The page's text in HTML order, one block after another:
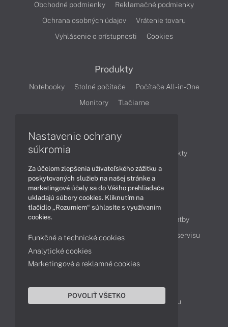
Obchodné podmienky
Reklamačné podmienky
Ochrana osobných údajov
Vrátenie tovaru
Vyhlásenie o prístupnosti
Cookies
Produkty
Notebooky Stolné počítače
Počítače All-in-One
Monitory
Tlačiarne
Články
Obchodné informácie
Produkty
Technológie
Videá
Obsah
Ako nakupovať
Možnosti doručenia a platby
Podpora a servis
Servisné služby Cenník servisu
Kontakty
043 4224 771
Obchodné oddelenie
Reklamácia tovaru
Nastavenie ochrany
súkromia
Za účelom zlepšenia užívateľského zážitku a
poskytovaných služieb na našej stránke a
marketingové účely sa do Vášho prehliadača
ukladajú súbory cookies. Kliknutím na
tlačidlo „Rozumiem“ súhlasíte s využívaním
cookies.
Funkčné a technické cookies
Analytické cookies
Marketingové a reklamné cookies
POVOLIŤ VŠETKO